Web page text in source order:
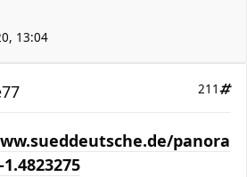
13:04
211
panora